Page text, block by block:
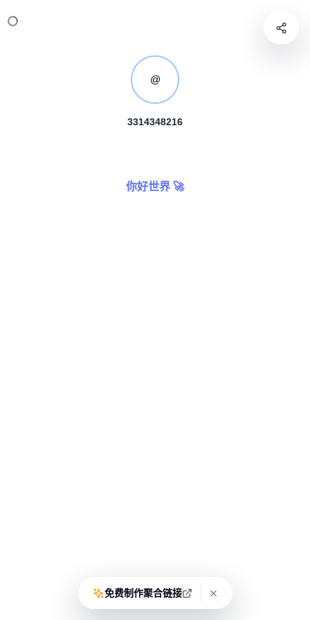
@
3314348216
你好世界 🚀
免费制作聚合链接